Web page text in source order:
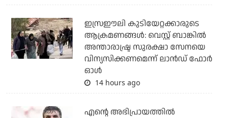
ഇസ്രഈലി കുടിയേറ്റക്കാരുടെ
ആക്രമണങ്ങള്‍: വെസ്റ്റ് ബാങ്കില്‍
അന്താരാഷ്ട്ര സുരക്ഷാ സേനയെ
വിന്യസിക്കണമെന്ന് ലാന്‍ഡ് ഫോര്‍
ഓള്‍
14 hours ago
എന്റെ അഭിപ്രായത്തില്‍